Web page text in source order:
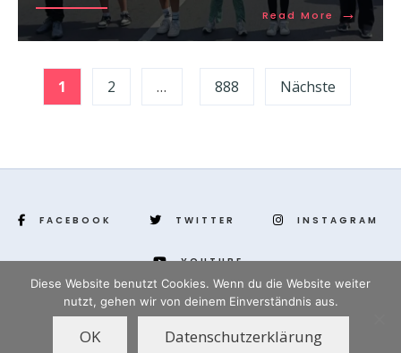
Read More →
Seitennummerierung
der
1 2 … 888 Nächste
FACEBOOK TWITTER INSTAGRAM
YOUTUBE
www.yenihayat.de
Diese Website benutzt Cookies. Wenn du die Website weiter
nutzt, gehen wir von deinem Einverständnis aus.
OK Datenschutzerklärung